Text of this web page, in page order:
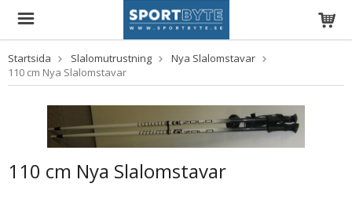
Startsida Slalomutrustning
Nya Slalomstavar
110 cm Nya Slalomstavar
110 cm Nya Slalomstavar